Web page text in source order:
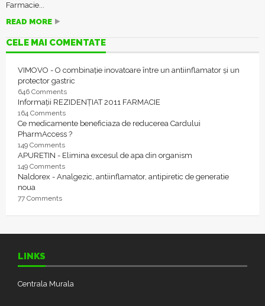
Farmacie...
READ MORE
CELE MAI COMENTATE
VIMOVO - O combinație inovatoare între un antiinflamator și un
protector gastric
646 Comments
Informații REZIDENȚIAT 2011 FARMACIE
164 Comments
Ce medicamente beneficiaza de reducerea Cardului
PharmAccess ?
149 Comments
APURETIN - Elimina excesul de apa din organism
149 Comments
Naldorex - Analgezic, antiinflamator, antipiretic de generatie
noua
77 Comments
LINKS
Centrala Murala